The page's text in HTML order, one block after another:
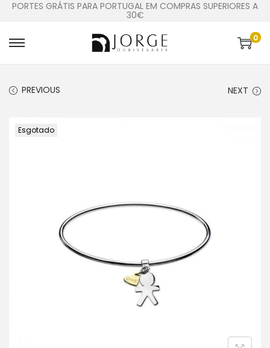
PORTES GRÁTIS PARA PORTUGAL EM COMPRAS SUPERIORES A
30€
0
PREVIOUS NEXT
Esgotado